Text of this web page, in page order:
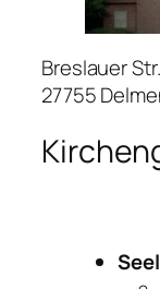
Breslauer
27755